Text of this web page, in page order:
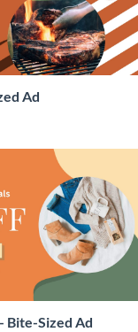
Ad
Bite-Sized Ad